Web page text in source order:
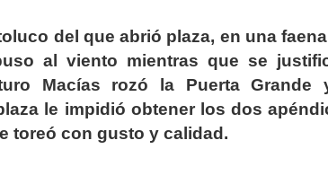
del que abrió plaza, en una
al viento mientras que se
Macías rozó la Puerta
le impidió obtener los dos
toreó con gusto y calidad.